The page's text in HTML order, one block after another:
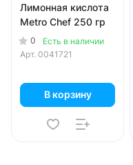
Лимонная кислота
Metro Chef 250 гр
0
Есть в наличии
Арт. 0041721
В корзину